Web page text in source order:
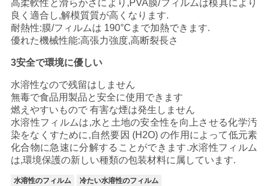
め
て
く
だ
さ
い
地
高柔軟性と滑らかさにより,PVA膜/フィルムは模具により
良く適合し,解模質質が高くなります.
耐熱性:膜/フィルムは 190°Cまで加熱できます.
優れた機械性能:高張力強度,高断裂長さ
3安全で環境に優しい
水溶性なので残留はしません
無毒で食品用製品と安全に使用できます
燃えやすいもので 有害な煙は発生しません
水溶性フィルムは,水と土地の安全性を向上させる化学汚
染をなくすために,自然要因 (H2O) の作用によって低元素
化合物に急速に分解することができます.水溶性フィルム
は,環境保護の新しい種類の包装材料に属しています.
水溶性のフィルム
冷たい水溶性のフィルム